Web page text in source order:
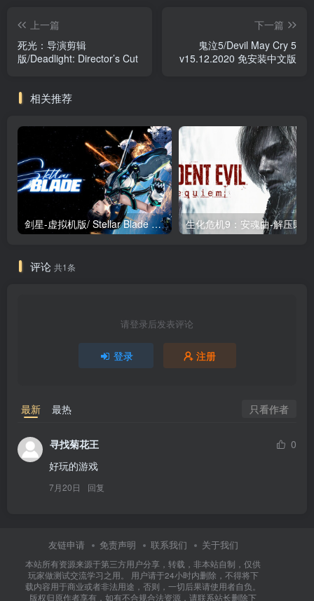
上一篇
死光：导演剪辑
版/Deadlight: Director’s Cut
下一篇
鬼泣5/Devil May Cry 5
v15.12.2020 免安装中文版
相关推荐
剑星-虚拟机版/ Stellar Blade v1.4.1|Build.19963153 终极版新补丁 送修改器 免安装中文版
评论 共1条
请登录后发表评论
登录 注册
最新 最热 只看作者
寻找菊花王
0
好玩的游戏
7月20日 回复
友链申请 免责声明 联系我们 关于我们
本站所有资源来源于第三方用户分享，转载，非本站自制，仅供
玩家做测试交流学习之用。 用户请于24小时内删除，不得将下
载内容用于商业或者非法用途，否则，一切后果请使用者自负。
版权归原作者享有，如有不合规合法资源，请联系站长删除下